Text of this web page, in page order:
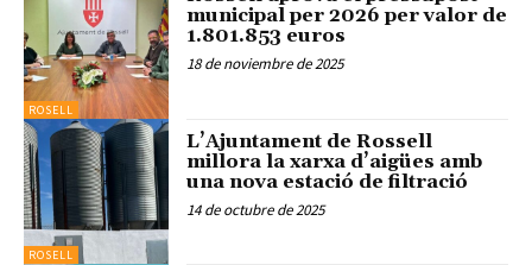
ROSELL
municipal per 2026 per valor de
1.801.853 euros
18 de noviembre de 2025
ROSELL
L’Ajuntament de Rossell
millora la xarxa d’aigües amb
una nova estació de filtració
14 de octubre de 2025